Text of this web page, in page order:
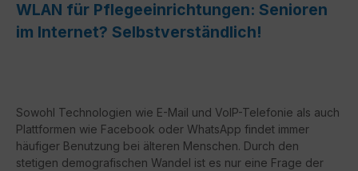
WLAN für Pflegeeinrichtungen: Senioren
im Internet? Selbstverständlich!
Sowohl Technologien wie E-Mail und VoIP-Telefonie als auch
Plattformen wie Facebook oder WhatsApp findet immer
häufiger Benutzung bei älteren Menschen. Durch den
stetigen demografischen Wandel ist es nur eine Frage der